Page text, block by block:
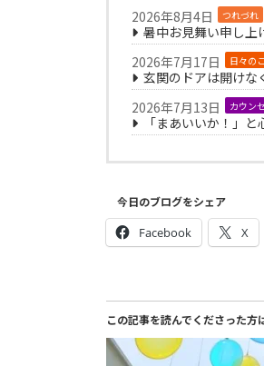
2026年8月4日
つれづれ
暑中お見舞い申し上
2026年7月17日
日々の
玄関のドアは開けな
2026年7月13日
カウン
「まあいいか！」
今日のブログをシェア
Facebook X
この記事を読んでくださった方